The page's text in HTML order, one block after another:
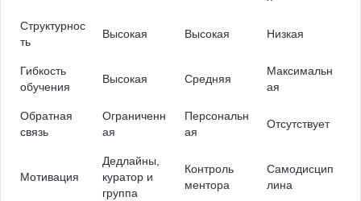
Структурнос
ть
Высокая Высокая Низкая
Гибкость
обучения
Высокая Средняя
Максимальн
ая
Обратная
связь
Ограниченн
ая
Персональн
ая
Отсутствует
Мотивация
Дедлайны,
куратор и
группа
Контроль
ментора
Самодисцип
лина